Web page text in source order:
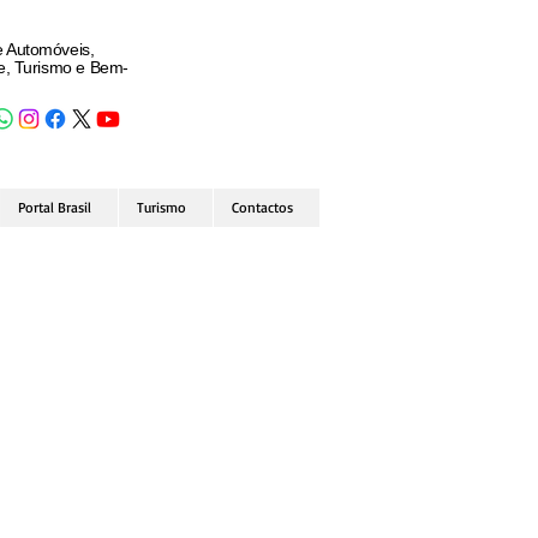
Turismo e Bem-
Portal Brasil Turismo Contactos